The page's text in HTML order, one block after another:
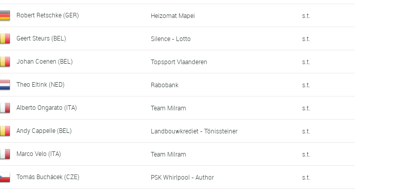
Robert Retschke (GER) Heizomat Mapei s.t.
Geert Steurs (BEL) Silence - Lotto s.t.
Johan Coenen (BEL) Topsport Vlaanderen s.t.
Theo Eltink (NED) Rabobank s.t.
Alberto Ongarato (ITA) Team Milram s.t.
Andy Cappelle (BEL) Landbouwkrediet - Tönissteiner s.t.
Marco Velo (ITA) Team Milram s.t.
Tomás Buchácek (CZE) PSK Whirlpool - Author s.t.